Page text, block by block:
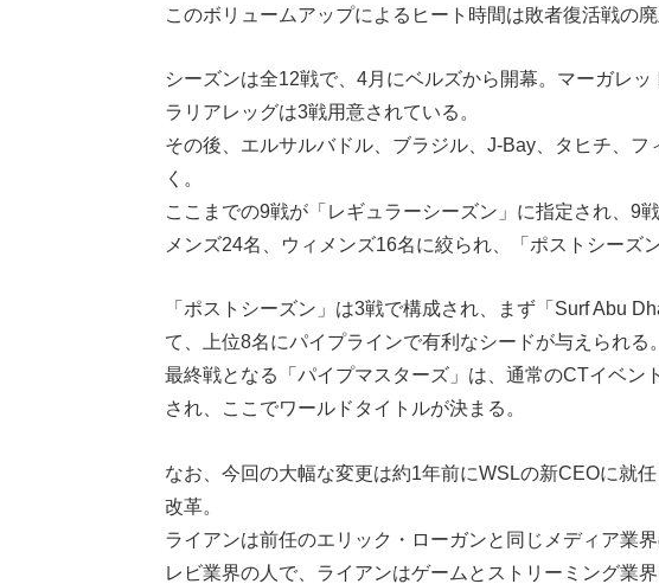
このボリュームアップによるヒート時間は敗者復活戦の
シーズンは全12戦で、4月にベルズから開幕。マーガレ
ラリアレッグは3戦用意されている。
その後、エルサルバドル、ブラジル、J-Bay、タヒチ、
く。
ここまでの9戦が「レギュラーシーズン」に指定され、9
メンズ24名、ウィメンズ16名に絞られ、「ポストシーズ
「ポストシーズン」は3戦で構成され、まず「Surf Abu
て、上位8名にパイプラインで有利なシードが与えられる。
最終戦となる「パイプマスターズ」は、通常のCTイベン
され、ここでワールドタイトルが決まる。
なお、今回の大幅な変更は約1年前にWSLの新CEOに就
改革。
ライアンは前任のエリック・ローガンと同じメディア業
レビ業界の人で、ライアンはゲームとストリーミング業